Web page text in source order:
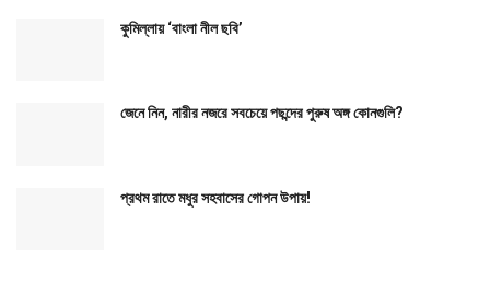
কুমিল্লায় ‘বাংলা নীল ছবি’
জেনে নিন, নারীর নজরে সবচেয়ে পছন্দের পুরুষ অঙ্গ কোনগুলি?
প্রথম রাতে মধুর সহবাসের গোপন উপায়!